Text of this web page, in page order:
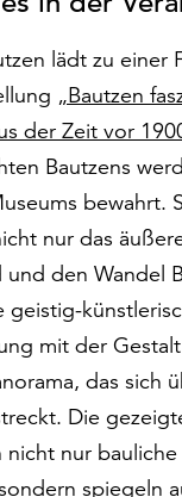
lädt zu einer
„Bautzen
der Zeit vor
Bautzens
bewahrt.
nur das
den Wandel
geistig-
mit der
das sich
Die
nicht nur bauliche
spiegeln